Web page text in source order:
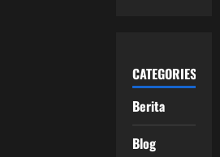
CATEGORIES
Berita
Blog